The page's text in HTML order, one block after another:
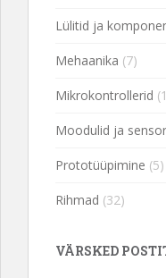
Lülitid ja
Mehaanika (7)
Mikrokontrollerid
Moodulid ja
Prototüüpimine (5)
Rihmad (32)
VÄRSKED